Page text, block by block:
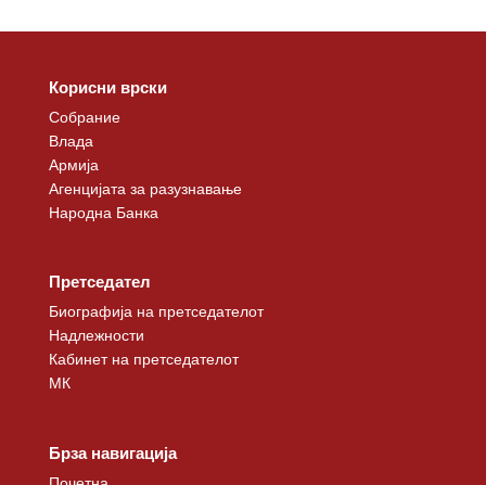
Корисни врски
Собрание
Влада
Армија
Агенцијата за разузнавање
Народна Банка
Претседател
Биографија на претседателот
Надлежности
Кабинет на претседателот
МК
Брза навигација